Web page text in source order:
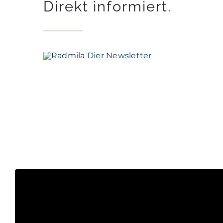
Direkt informiert.